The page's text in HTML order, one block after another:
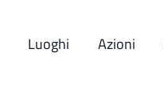
Luoghi Azioni